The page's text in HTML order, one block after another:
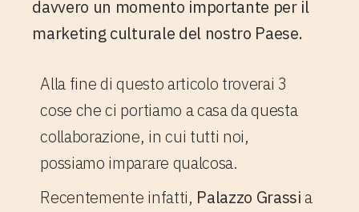
davvero un momento importante per il
marketing culturale del nostro Paese.
Alla fine di questo articolo troverai 3
cose che ci portiamo a casa da questa
collaborazione, in cui tutti noi,
possiamo imparare qualcosa.
Recentemente infatti, Palazzo Grassia